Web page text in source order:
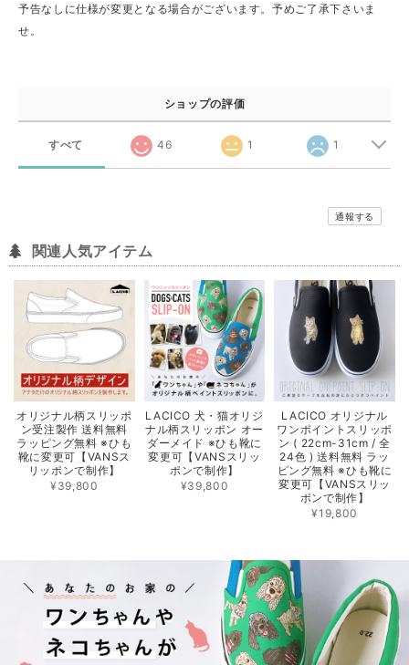
予告なしに仕様が変更となる場合がございます。予めご了承下さいま
せ。
ショップの評価
すべて 46 1 1
通報する
関連人気アイテム
オリジナル柄スリッポ
ン受注製作 送料無料
ラッピング無料 ※ひも
靴に変更可【VANSス
リッポンで制作】
¥39,800
LACICO 犬・猫オリジ
ナル柄スリッポン オー
ダーメイド ※ひも靴に
変更可【VANSスリッ
ポンで制作】
¥39,800
LACICO オリジナル
ワンポイントスリッポ
ン ( 22cm-31cm / 全
24色 ) 送料無料 ラッ
ピング無料 ※ひも靴に
変更可【VANSスリッ
ポンで制作】
¥19,800